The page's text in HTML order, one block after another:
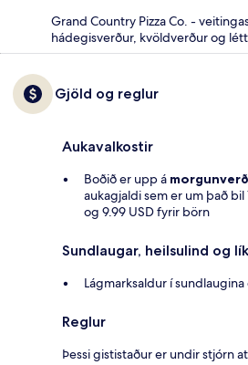
Grand Country Pizza Co. -
hádegisverður, kvöldverður og
Gjöld og reglur
Aukavalkostir
Boðið er upp á
aukagjaldi sem er um það
og 9.99 USD fyrir börn
Sundlaugar, heilsulind og
Lágmarksaldur í
Reglur
Þessi gististaður er undir stjórn